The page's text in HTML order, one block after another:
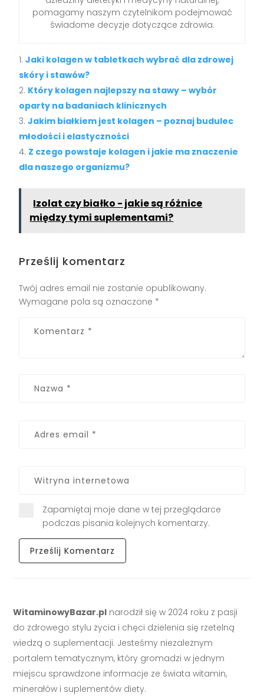
pomagamy naszym czytelnikom podejmować
świadome decyzje dotyczące zdrowia.
Jaki kolagen w tabletkach wybrać dla zdrowej
skóry i stawów?
Który kolagen najlepszy na stawy – wybór
oparty na badaniach klinicznych
Jakim białkiem jest kolagen – poznaj budulec
młodości i elastyczności
Z czego powstaje kolagen i jakie ma znaczenie
dla naszego organizmu?
Izolat czy białko - jakie są różnice
między tymi suplementami?
Prześlij komentarz
Twój adres email nie zostanie opublikowany.
Wymagane pola są oznaczone *
Zapamiętaj moje dane w tej przeglądarce
podczas pisania kolejnych komentarzy.
WitaminowyBazar.pl narodził się w 2024 roku z pasji
do zdrowego stylu życia i chęci dzielenia się rzetelną
wiedzą o suplementacji. Jesteśmy niezależnym
portalem tematycznym, który gromadzi w jednym
miejscu sprawdzone informacje ze świata witamin,
minerałów i suplementów diety.